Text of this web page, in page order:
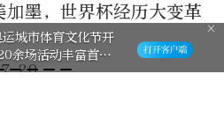
加墨，世界杯经历大变革
20
城市体育文化节开
余场活动丰富首都